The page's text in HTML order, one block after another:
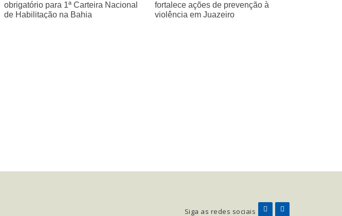
obrigatório para 1ª Carteira Nacional
de Habilitação na Bahia
fortalece ações de prevenção à
violência em Juazeiro
Siga as redes sociais